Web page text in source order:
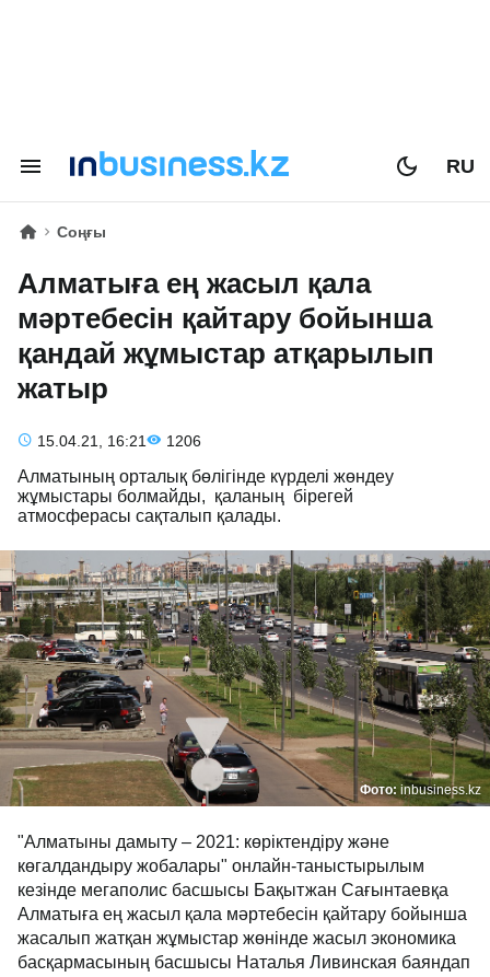
RU
Соңғы
Алматыға ең жасыл қала
мәртебесін қайтару бойынша
қандай жұмыстар атқарылып
жатыр
15.04.21, 16:21 1206
Алматының орталық бөлігінде күрделі жөндеу
жұмыстары болмайды, қаланың бірегей
атмосферасы сақталып қалады.
Фото:inbusiness.kz
"Алматыны дамыту – 2021: көріктендіру және
көгалдандыру жобалары" онлайн-таныстырылым
кезінде мегаполис басшысы Бақытжан Сағынтаевқа
Алматыға ең жасыл қала мәртебесін қайтару бойынша
жасалып жатқан жұмыстар жөнінде жасыл экономика
басқармасының басшысы Наталья Ливинская баяндап